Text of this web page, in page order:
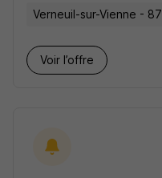
Verneuil-sur-Vienne - 87
Voir l’offre